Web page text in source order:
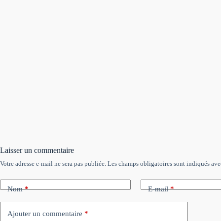
Laisser un commentaire
Votre adresse e-mail ne sera pas publiée. Les champs obligatoires sont indiqués
Nom* E-mail*
Ajouter un commentaire *